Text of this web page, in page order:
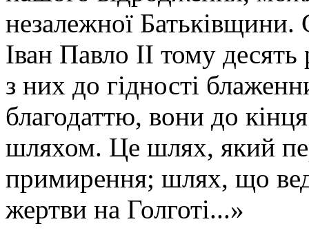
незалежної
Іван Павло ІІ тому
з них до гідності
благодаттю, вони до
шляхом. Це шлях, який
примирення; шлях, що
жертви на Голготі...»